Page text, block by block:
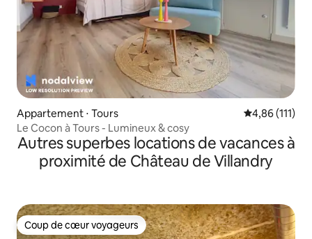
Appartement ⋅ Tours Évaluation
4,86 (111)
Le Cocon à Tours - Lumineux & cosy
Autres superbes locations de vacances à
proximité de Château de Villandry
Coup de cœur voyageurs
Coup de cœur voyageurs